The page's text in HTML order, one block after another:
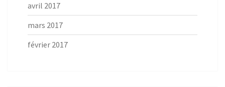
avril 2017
mars 2017
février 2017